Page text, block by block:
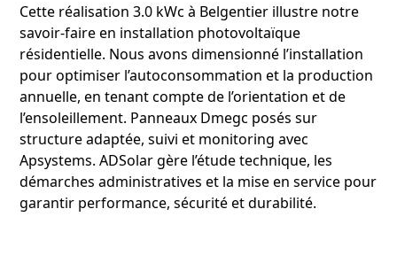
Cette réalisation 3.0 kWc à Belgentier illustre notre
savoir‑faire en installation photovoltaïque
résidentielle. Nous avons dimensionné l’installation
pour optimiser l’autoconsommation et la production
annuelle, en tenant compte de l’orientation et de
l’ensoleillement. Panneaux Dmegc posés sur
structure adaptée, suivi et monitoring avec
Apsystems. ADSolar gère l’étude technique, les
démarches administratives et la mise en service pour
garantir performance, sécurité et durabilité.